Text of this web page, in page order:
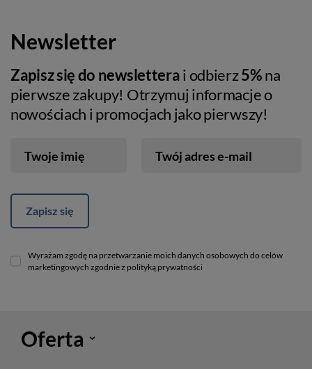
Newsletter
Zapisz się do newsletterai odbierz5%na
pierwsze zakupy! Otrzymuj informacje o
nowościach i promocjach jako pierwszy!
Twoje imię Twój adres e-mail
Zapisz się
Wyrażam zgodę na przetwarzanie moich danych osobowych do celów
marketingowych zgodnie z polityką prywatności
Oferta